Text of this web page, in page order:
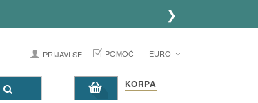
❯
PRIJAVI SE POMOĆ EURO
KORPA